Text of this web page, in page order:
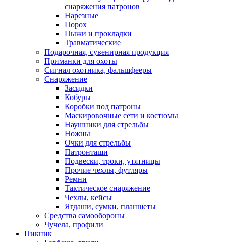
снаряжения патронов
Нарезные
Порох
Пыжи и прокладки
Травматические
Подарочная, сувенирная продукция
Приманки для охоты
Сигнал охотника, фальшфееры
Снаряжение
Засидки
Кобуры
Коробки под патроны
Маскировочные сети и костюмы
Наушники для стрельбы
Ножны
Очки для стрельбы
Патронташи
Подвески, троки, утятницы
Прочие чехлы, футляры
Ремни
Тактическое снаряжение
Чехлы, кейсы
Ягдаши, сумки, планшеты
Средства самообороны
Чучела, профили
Пикник